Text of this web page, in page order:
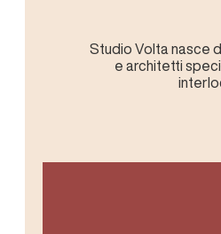
Studio Volta nasce
e architetti